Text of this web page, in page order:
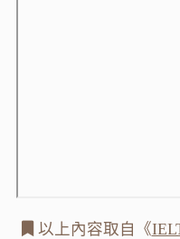
以上內容取自《